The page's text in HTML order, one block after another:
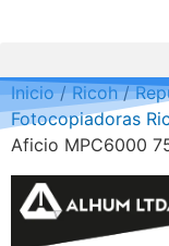
Inicio/Ricoh/
Fotocopiadoras
Aficio MPC6000